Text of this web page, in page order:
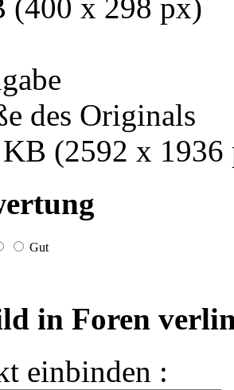
(400 x 298 px)
des Originals
(2592 x 1936
Gut
in Foren
einbinden :